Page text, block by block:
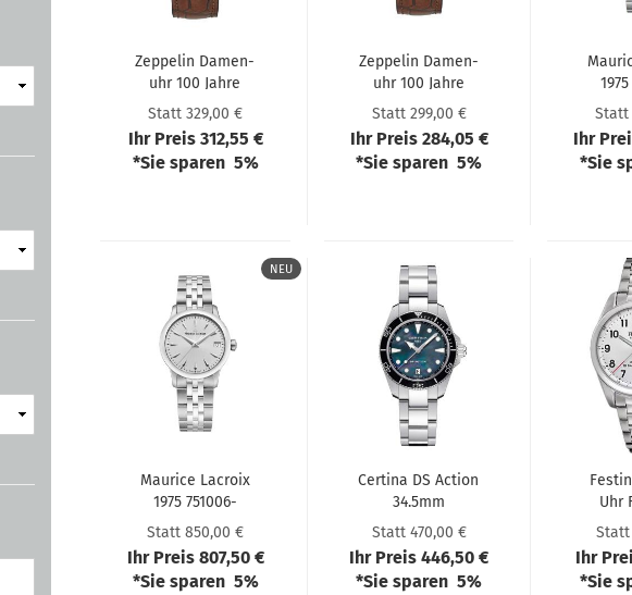
Zep­pe­lin Da­men­
uhr 100 Jahre
Médi­ter­ranée
Statt 329,00 €
Ihr Preis 312,55 €
*Sie sparen 5%
Zep­pe­lin Da­men­
uhr 100 Jahre
Médi­ter­ranée
Statt 299,00 €
Ihr Preis 284,05 €
*Sie sparen 5%
Statt
Ihr
*Sie
NEU
Mau­rice La­croix
1975 751006-​​
SS002-​130-1
Statt 850,00 €
Ihr Preis 807,50 €
*Sie sparen 5%
Cer­ti­na DS Ac­tion
34.5mm
C0482101112100
Statt 470,00 €
Ihr Preis 446,50 €
*Sie sparen 5%
Uhr
Statt
Ihr
*Sie